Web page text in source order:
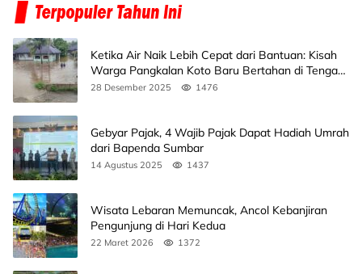
Ketika Air Naik Lebih Cepat dari Bantuan: Kisah
Warga Pangkalan Koto Baru Bertahan di Tengah
Banjir
28 Desember 2025 1476
Gebyar Pajak, 4 Wajib Pajak Dapat Hadiah Umrah
dari Bapenda Sumbar
14 Agustus 2025 1437
Wisata Lebaran Memuncak, Ancol Kebanjiran
Pengunjung di Hari Kedua
22 Maret 2026 1372